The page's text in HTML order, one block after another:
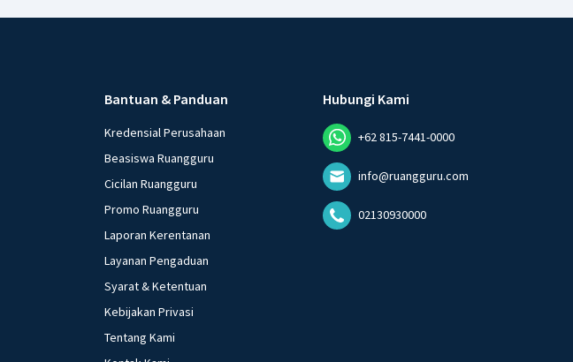
Bantuan & Panduan
Kredensial Perusahaan
Beasiswa Ruangguru
Cicilan Ruangguru
Promo Ruangguru
Laporan Kerentanan
Layanan Pengaduan
Syarat & Ketentuan
Kebijakan Privasi
Tentang Kami
Hubungi Kami
+62 815-7441-0000
info@ruangguru.com
02130930000